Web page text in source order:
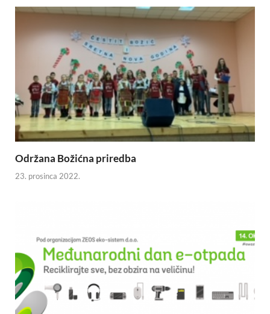
Održana Božićna priredba
23. prosinca 2022.